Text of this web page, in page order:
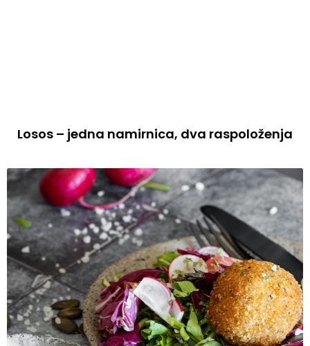
Losos – jedna namirnica, dva raspoloženja